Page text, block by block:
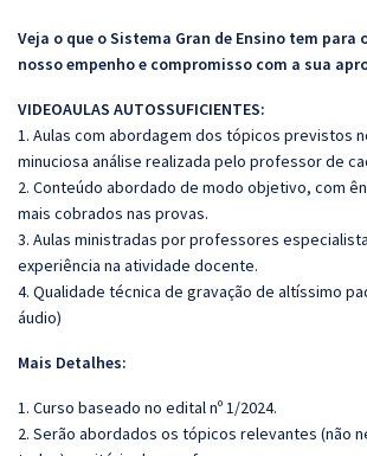
Veja o que o Sistema Gran de Ensino tem para
nosso empenho e compromisso com a sua
VIDEOAULAS AUTOSSUFICIENTES:
1. Aulas com abordagem dos tópicos previstos
minuciosa análise realizada pelo professor de
2. Conteúdo abordado de modo objetivo, com
mais cobrados nas provas.
3. Aulas ministradas por professores
experiência na atividade docente.
4. Qualidade técnica de gravação de altíssimo
áudio)
Mais Detalhes:
1. Curso baseado no edital nº 1/2024.
2. Serão abordados os tópicos relevantes (não